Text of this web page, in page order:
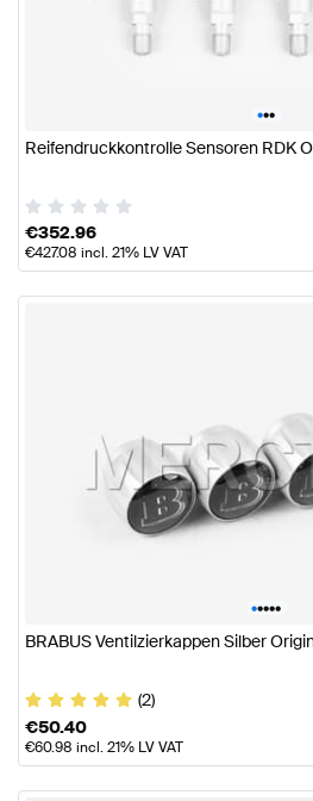
•••
Reifendruckkontrolle Sensoren RDK
€352.96
€427.08 incl. 21% LV VAT
•••••
BRABUS Ventilzierkappen Silber
(2)
€50.40
€60.98 incl. 21% LV VAT